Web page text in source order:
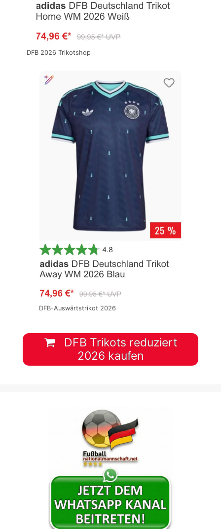
DFB 2026 Trikotshop
DFB-Auswärtstrikot 2026
DFB Trikots reduziert
2026 kaufen